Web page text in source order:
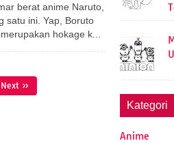
berat anime Naruto,
satu ini. Yap, Boruto
hokage k...
Next »
Kategori
Anime